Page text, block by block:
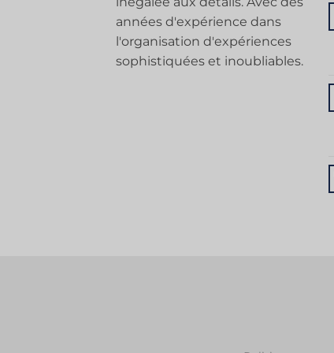
années d'expérience dans
l'organisation d'expériences
sophistiquées et inoubliables.